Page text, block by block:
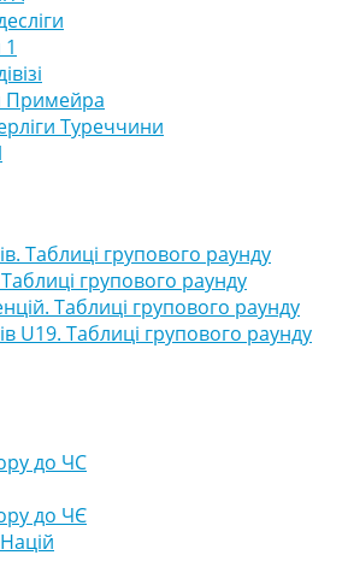
Примейра
Туреччини
Таблиці групового раунду
групового раунду
Таблиці групового раунду
U19. Таблиці групового раунду
до ЧС
до ЧЄ